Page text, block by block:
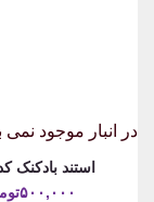
در انبار موجود نمی
استند بادکنک
۵۰۰,۰۰۰